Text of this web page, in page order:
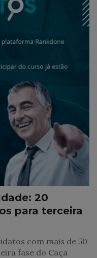
20
para terceira
com mais de 50
fase do Caça